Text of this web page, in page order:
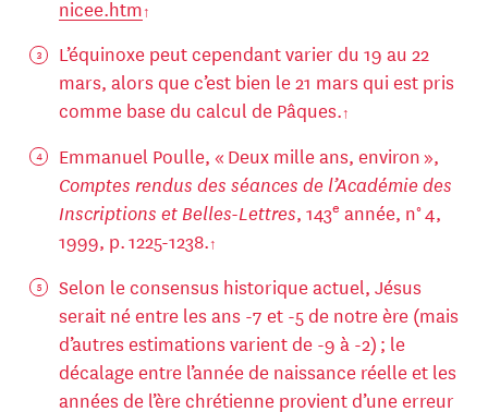
nicee.htm
L’équinoxe peut cependant varier du 19 au 22
mars, alors que c’est bien le 21 mars qui est pris
comme base du calcul de Pâques.
Emmanuel Poulle, « Deux mille ans, environ »,
Comptes rendus des séances de l’Académie des
Inscriptions et Belles-Lettres, 143e année, n° 4,
1999, p. 1225-1238.
Selon le consensus historique actuel, Jésus
serait né entre les ans -7 et -5 de notre ère (mais
d’autres estimations varient de -9 à -2) ; le
décalage entre l’année de naissance réelle et les
années de l’ère chrétienne provient d’une erreur